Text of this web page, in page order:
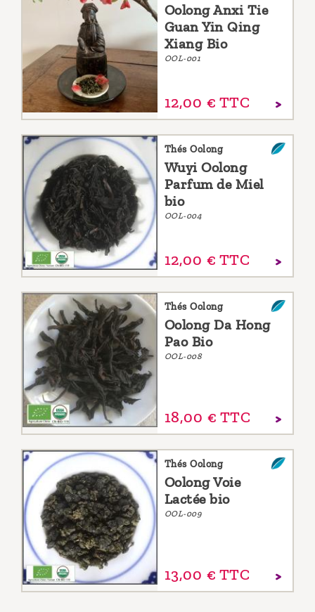
Oolong Anxi Tie
Guan Yin Qing
Xiang Bio
OOL-001
12,00 € TTC
Thés Oolong
Wuyi Oolong
Parfum de Miel
bio
OOL-004
12,00 € TTC
Thés Oolong
Oolong Da Hong
Pao Bio
OOL-008
18,00 € TTC
Thés Oolong
Oolong Voie
Lactée bio
OOL-009
13,00 € TTC